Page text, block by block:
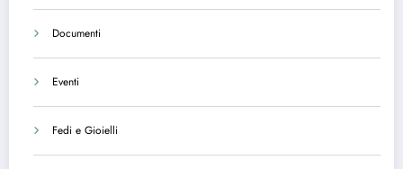
Documenti
Eventi
Fedi e Gioielli